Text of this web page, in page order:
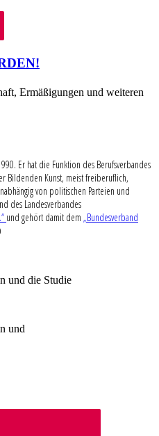
Ermäßigungen und weiteren
Er hat die Funktion des Berufsverbandes
Bildenden Kunst, meist freiberuflich,
von politischen Parteien und
des Landesverbandes
und gehört damit dem „Bundesverband
und die Studie
und